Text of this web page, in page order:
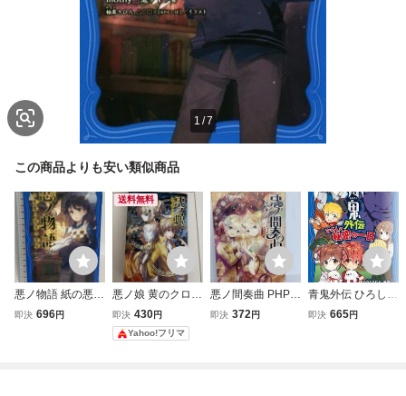
1 /7
この商品よりも安い類似商品
悪ノ物語 紙の悪魔
と秘密の書庫 (PH
即決 696円
送料無料
悪ノ娘 黄のクロア
テュール 悪ノP(m
othy) PHP研究所
即決 430円
Yahoo!フリマ
悪ノ間奏曲 PHP研
究所 悪ノP(mothy)
即決 372円
青鬼外伝 ひろしの
秘密の一日 PHPジ
即決 665円